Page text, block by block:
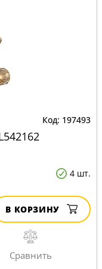
197493
4 шт.
В КОРЗИНУ